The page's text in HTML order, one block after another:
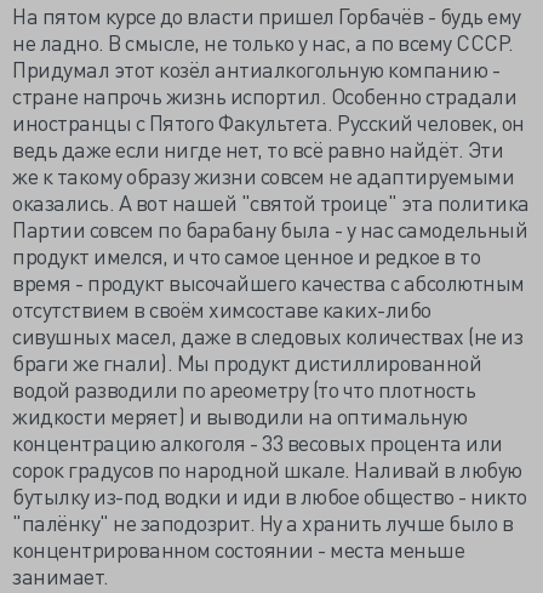
На пятом курсе до власти пришел Горбачёв - будь ему
не ладно. В смысле, не только у нас, а по всему СССР.
Придумал этот козёл антиалкогольную компанию -
стране напрочь жизнь испортил. Особенно страдали
иностранцы с Пятого Факультета. Русский человек, он
ведь даже если нигде нет, то всё равно найдёт. Эти
же к такому образу жизни совсем не адаптируемыми
оказались. А вот нашей "святой троице" эта политика
Партии совсем по барабану была - у нас самодельный
продукт имелся, и что самое ценное и редкое в то
время - продукт высочайшего качества с абсолютным
отсутствием в своём химсоставе каких-либо
сивушных масел, даже в следовых количествах (не из
браги же гнали). Мы продукт дистиллированной
водой разводили по ареометру (то что плотность
жидкости меряет) и выводили на оптимальную
концентрацию алкоголя - 33 весовых процента или
сорок градусов по народной шкале. Наливай в любую
бутылку из-под водки и иди в любое общество - никто
"палёнку" не заподозрит. Ну а хранить лучше было в
концентрированном состоянии - места меньше
занимает.